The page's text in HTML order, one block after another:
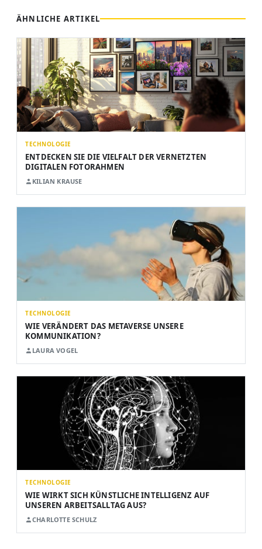
ÄHNLICHE ARTIKEL
TECHNOLOGIE
ENTDECKEN SIE DIE VIELFALT DER VERNETZTEN
DIGITALEN FOTORAHMEN
KILIAN KRAUSE
TECHNOLOGIE
WIE VERÄNDERT DAS METAVERSE UNSERE
KOMMUNIKATION?
LAURA VOGEL
TECHNOLOGIE
WIE WIRKT SICH KÜNSTLICHE INTELLIGENZ AUF
UNSEREN ARBEITSALLTAG AUS?
CHARLOTTE SCHULZ